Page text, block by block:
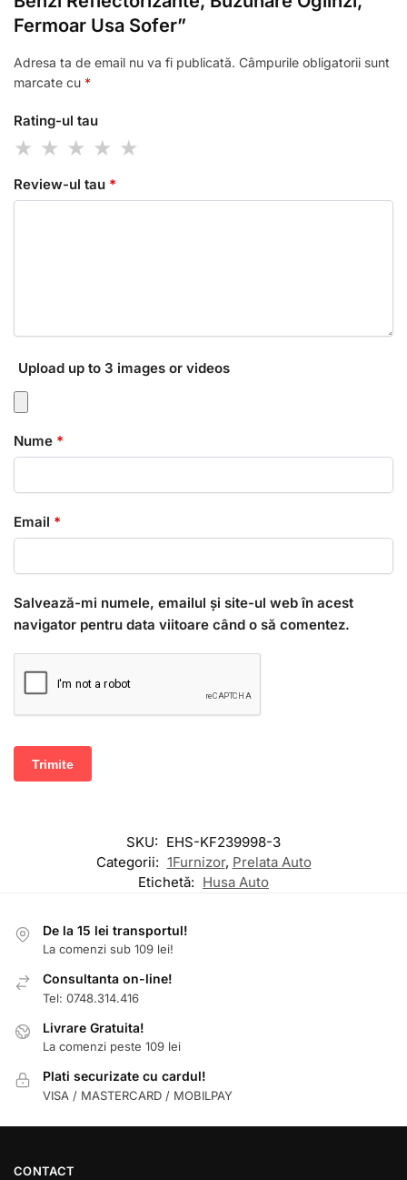
Fermoar Usa Sofer”
Adresa ta de email nu va fi publicată. Câmpurile obligatorii sunt
marcate cu *
Rating-ul tau
Review-ul tau *
Upload up to 3 images or videos
Nume *
Email *
Salvează-mi numele, emailul și site-ul web în acest
navigator pentru data viitoare când o să comentez.
SKU: EHS-KF239998-3
Categorii: 1Furnizor, Prelata Auto
Etichetă: Husa Auto
De la 15 lei transportul!
La comenzi sub 109 lei!
Consultanta on-line!
Tel: 0748.314.416
Livrare Gratuita!
La comenzi peste 109 lei
Plati securizate cu cardul!
VISA / MASTERCARD / MOBILPAY
CONTACT